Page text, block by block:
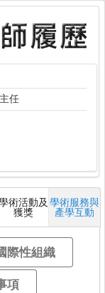
任
術活動及
獲獎
學術服務與
產學互動
際性組織
項